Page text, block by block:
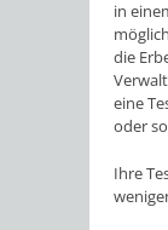
in
die
eine
oder
Ihre